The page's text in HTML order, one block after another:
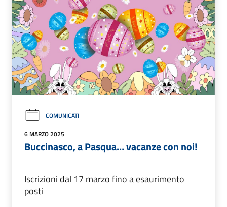
COMUNICATI
6 MARZO 2025
Buccinasco, a Pasqua… vacanze con noi!
Iscrizioni dal 17 marzo fino a esaurimento
posti